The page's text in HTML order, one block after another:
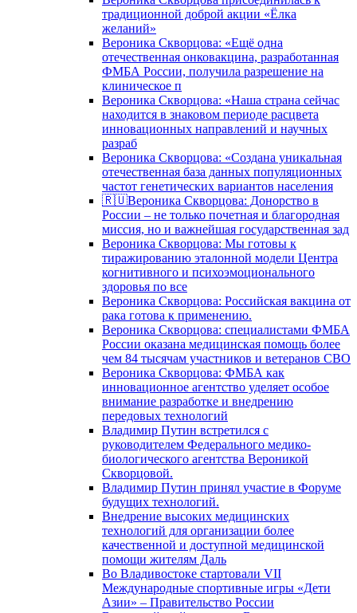
традиционной доброй акции «Ёлка
желаний»
Вероника Скворцова: «Ещё одна
отечественная онковакцина, разработанная
ФМБА России, получила разрешение на
клиническое п
Вероника Скворцова: «Наша страна сейчас
находится в знаковом периоде расцвета
инновационных направлений и научных
разраб
Вероника Скворцова: «Создана уникальная
отечественная база данных популяционных
частот генетических вариантов населения
🇷🇺Вероника Скворцова: Донорство в
России – не только почетная и благородная
миссия, но и важнейшая государственная зад
Вероника Скворцова: Мы готовы к
тиражированию эталонной модели Центра
когнитивного и психоэмоционального
здоровья по все
Вероника Скворцова: Российская вакцина от
рака готова к применению.
Вероника Скворцова: специалистами ФМБА
России оказана медицинская помощь более
чем 84 тысячам участников и ветеранов СВО
Вероника Скворцова: ФМБА как
инновационное агентство уделяет особое
внимание разработке и внедрению
передовых технологий
Владимир Путин встретился с
руководителем Федерального медико-
биологического агентства Вероникой
Скворцовой.
Владимир Путин принял участие в Форуме
будущих технологий.
Внедрение высоких медицинских
технологий для организации более
качественной и доступной медицинской
помощи жителям Даль
Во Владивостоке стартовали VII
Международные спортивные игры «Дети
Азии» – Правительство России